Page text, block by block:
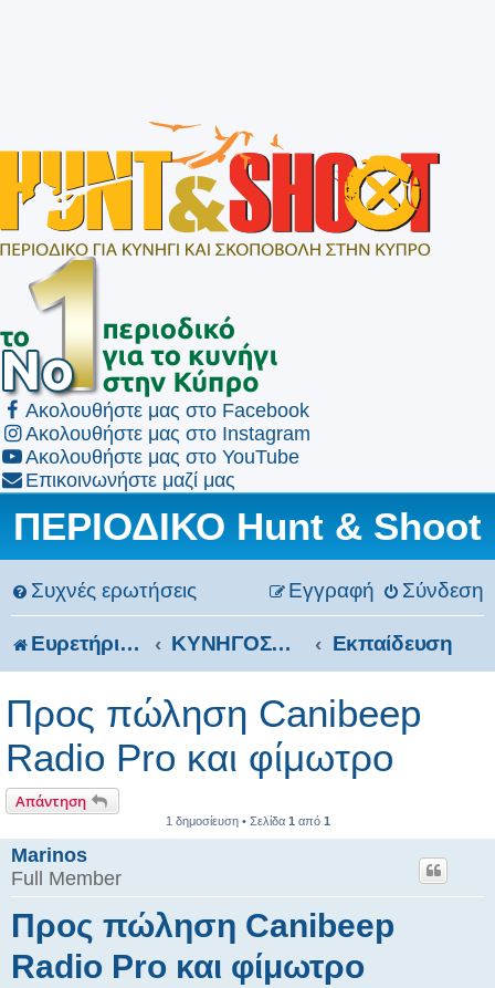
Ακολουθήστε μας στο Facebook
Ακολουθήστε μας στο Instagram
Ακολουθήστε μας στο YouTube
Επικοινωνήστε μαζί μας
ΠΕΡΙΟΔΙΚΟ Hunt & Shoot
Συχνές ερωτήσεις Σύνδεση
Εγγραφή
Ευρετήριο Δ. Συζήτησης ΚΥΝΗΓΟΣΚΥΛΑ Εκπαίδευση
Προς πώληση Canibeep
Radio Pro και φίμωτρο
Απάντηση
1 δημοσίευση • Σελίδα 1 από 1
Marinos
Full Member
Προς πώληση Canibeep
Radio Pro και φίμωτρο